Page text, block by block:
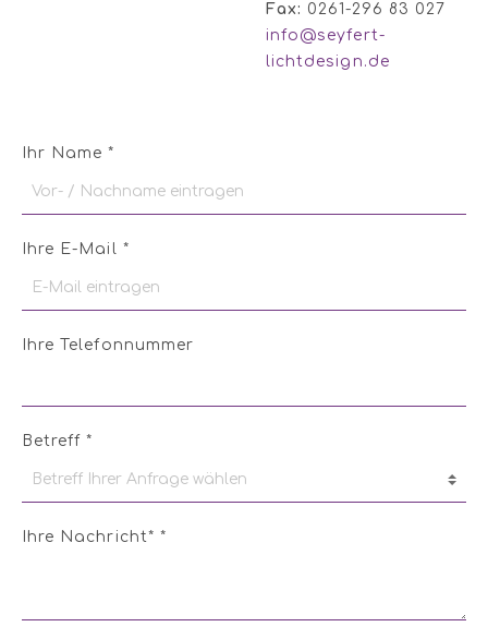
Fax: 0261-296 83 027
info@seyfert-
lichtdesign.de
Ihr Name *
Ihre E-Mail *
Ihre Telefonnummer
Betreff *
Ihre Nachricht* *